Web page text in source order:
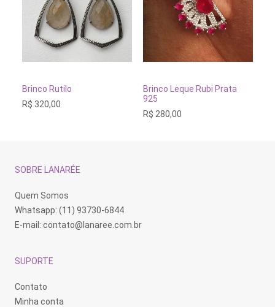
ADICIONAR AO CARRINHO
Brinco Rutilo
R$ 320,00
ADICIONAR AO
Brinco Leque Rubi Prata
925
R$ 280,00
SOBRE LANARÉE
Quem Somos
Whatsapp: (11) 93730-6844
E-mail: contato@lanaree.com.br
SUPORTE
Contato
Minha conta